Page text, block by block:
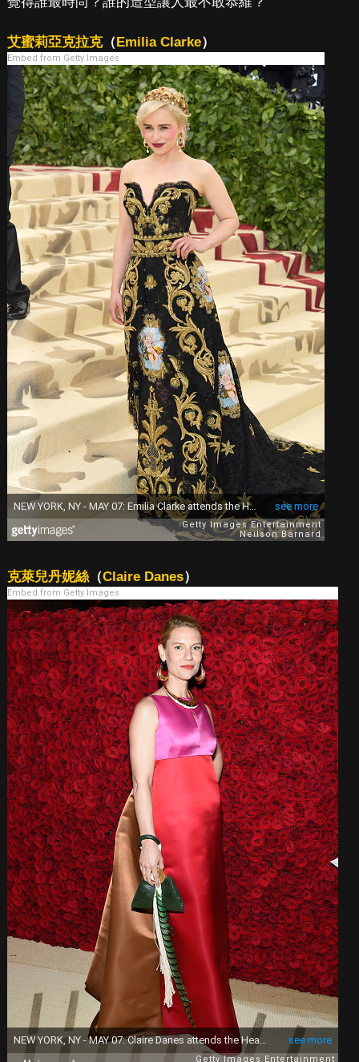
艾蜜莉亞克拉克（Emilia Clarke）
Embed from Getty Images
克萊兒丹妮絲（Claire Danes）
Embed from Getty Images